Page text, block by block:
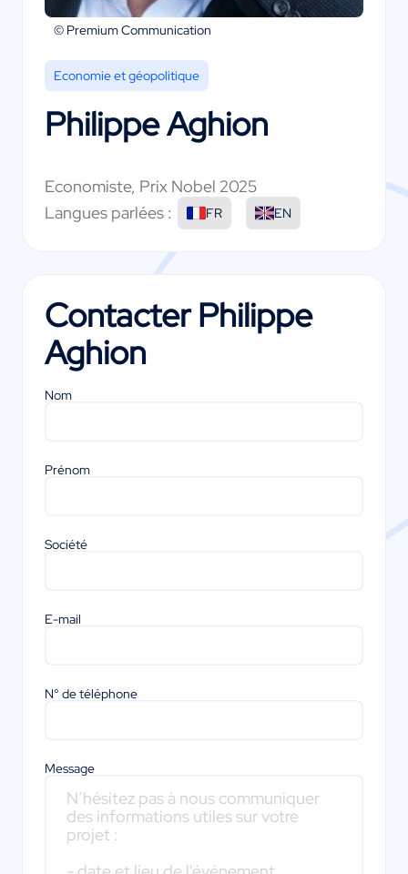
© Premium Communication
Economie et géopolitique
Philippe Aghion
Economiste, Prix Nobel 2025
Langues parlées :
FR EN
ContacterPhilippe
Aghion
Nom
Prénom
Société
E-mail
N° de téléphone
Message